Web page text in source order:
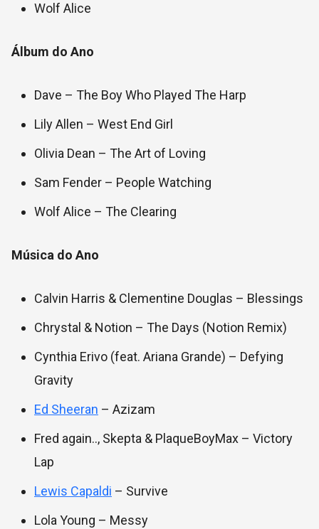
Wolf Alice
Álbum do Ano
Dave – The Boy Who Played The Harp
Lily Allen – West End Girl
Olivia Dean – The Art of Loving
Sam Fender – People Watching
Wolf Alice – The Clearing
Música do Ano
Calvin Harris & Clementine Douglas – Blessings
Chrystal & Notion – The Days (Notion Remix)
Cynthia Erivo (feat. Ariana Grande) – Defying
Gravity
Ed Sheeran – Azizam
Fred again.., Skepta & PlaqueBoyMax – Victory
Lap
Lewis Capaldi – Survive
Lola Young – Messy